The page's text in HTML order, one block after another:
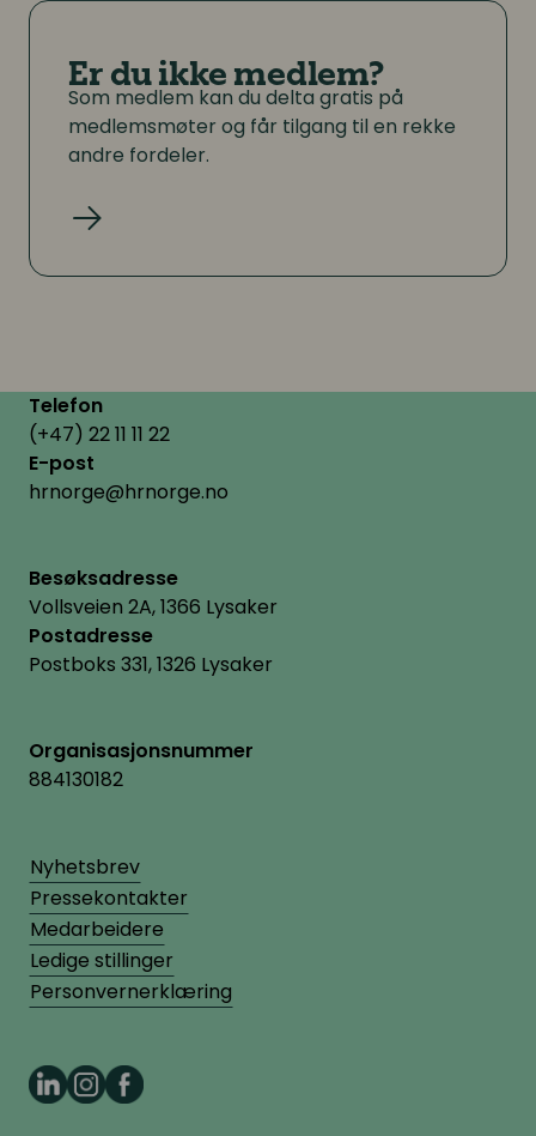
Er du ikke medlem?
Som medlem kan du delta gratis på
medlemsmøter og får tilgang til en rekke
andre fordeler.
Telefon
(+47) 22 11 11 22
E-post
hrnorge@hrnorge.no
Besøksadresse
Vollsveien 2A, 1366 Lysaker
Postadresse
Postboks 331, 1326 Lysaker
Organisasjonsnummer
884130182
Nyhetsbrev
Pressekontakter
Medarbeidere
Ledige stillinger
Personvernerklæring